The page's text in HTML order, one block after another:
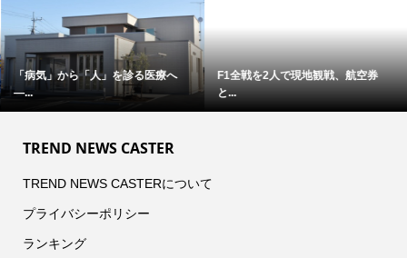
「病気」から「人」を診る医療へ
―...
F1全戦を2人で現地観戦、航空券
と...
TREND NEWS CASTER
TREND NEWS CASTERについて
プライバシーポリシー
ランキング